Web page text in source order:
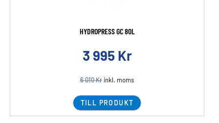
HYDROPRESS GC 80L
3 995 Kr
6 010Kr inkl. moms
TILL PRODUKT